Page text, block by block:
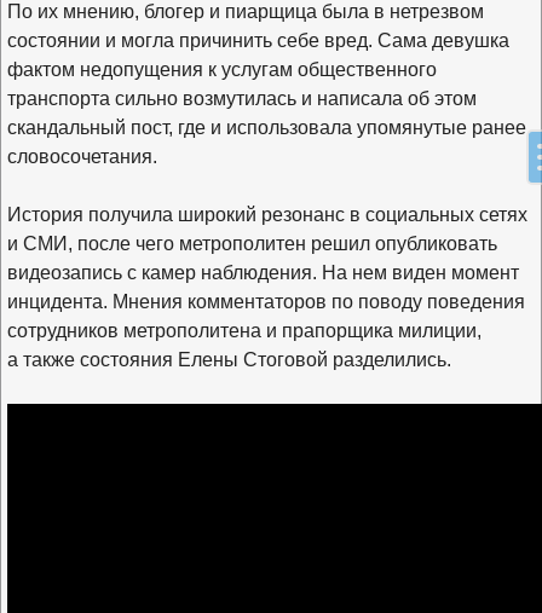
По их мнению, блогер и пиарщица была в нетрезвом
состоянии и могла причинить себе вред. Сама девушка
фактом недопущения к услугам общественного
транспорта сильно возмутилась и написала об этом
скандальный пост, где и использовала упомянутые ранее
словосочетания.
История получила широкий резонанс в социальных сетях
и СМИ, после чего метрополитен решил опубликовать
видеозапись с камер наблюдения. На нем виден момент
инцидента. Мнения комментаторов по поводу поведения
сотрудников метрополитена и прапорщика милиции,
а также состояния Елены Стоговой разделились.